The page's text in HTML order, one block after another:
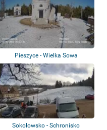
Pieszyce - Wielka Sowa
Sokołowsko - Schronisko